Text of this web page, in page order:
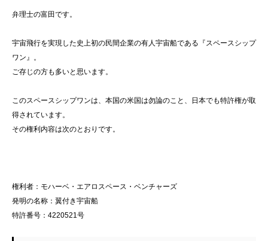
弁理士の富田です。
宇宙飛行を実現した史上初の民間企業の有人宇宙船である『スペースシップ
ワン』。
ご存じの方も多いと思います。
このスペースシップワンは、本国の米国は勿論のこと、日本でも特許権が取
得されています。
その権利内容は次のとおりです。
権利者：モハーベ・エアロスペース・ベンチャーズ
発明の名称：翼付き宇宙船
特許番号：4220521号